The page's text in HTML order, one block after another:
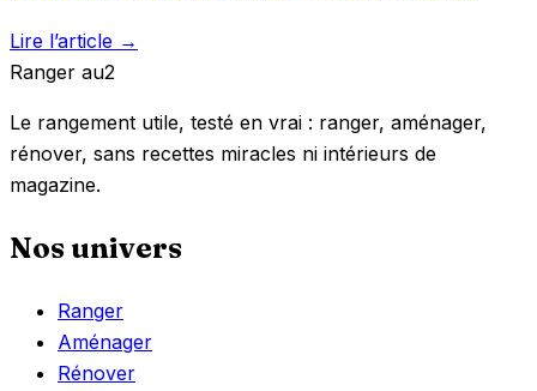
Lire l’article →
Ranger au2
Le rangement utile, testé en vrai : ranger, aménager,
rénover, sans recettes miracles ni intérieurs de
magazine.
Nos univers
Ranger
Aménager
Rénover